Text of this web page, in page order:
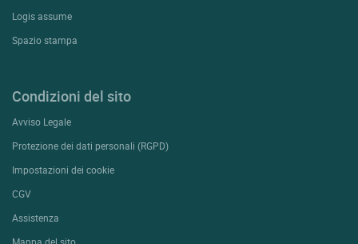
Logis assume
Spazio stampa
Condizioni del sito
Avviso Legale
Protezione dei dati personali (RGPD)
Impostazioni dei cookie
CGV
Assistenza